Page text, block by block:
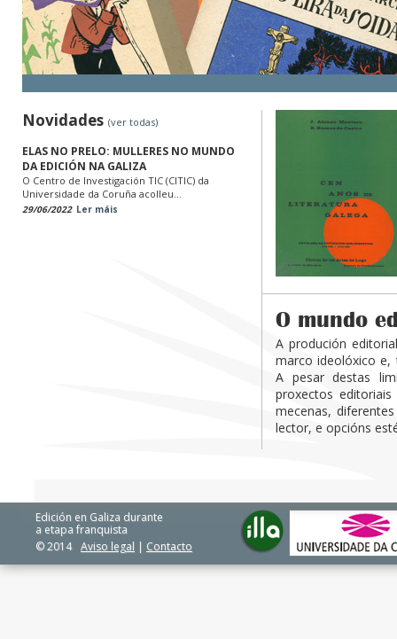
Novidades (ver todas)
ELAS NO PRELO: MULLERES NO MUNDO
DA EDICIÓN NA GALIZA
O Centro de Investigación TIC (CITIC) da
Universidade da Coruña acolleu...
29/06/2022 Ler máis
O mundo
A produción
marco ideolóxico e,
A pesar destas
proxectos
mecenas,
lector, e opcións
Edición en Galiza durante
a etapa franquista
© 2014 Aviso legal | Contacto